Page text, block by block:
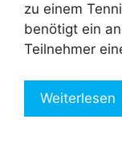
zu einem
benötigt ein
Teilnehmer
Weiterlesen